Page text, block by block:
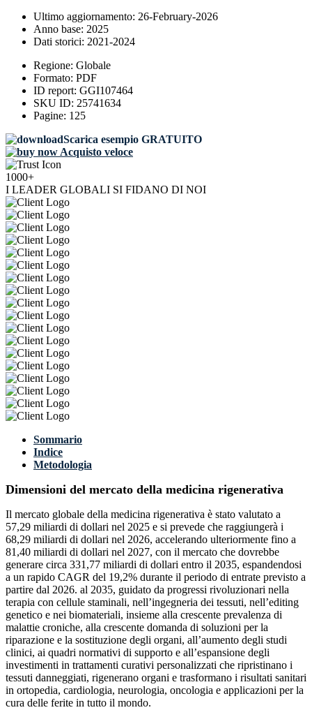
Ultimo aggiornamento: 26-February-2026
Anno base: 2025
Dati storici: 2021-2024
Regione: Globale
Formato: PDF
ID report: GGI107464
SKU ID: 25741634
Pagine: 125
Scarica esempio GRATUITO
Acquisto veloce
1000+
I LEADER GLOBALI SI FIDANO DI NOI
Sommario
Indice
Metodologia
Dimensioni del mercato della medicina rigenerativa
Il mercato globale della medicina rigenerativa è stato valutato a
57,29 miliardi di dollari nel 2025 e si prevede che raggiungerà i
68,29 miliardi di dollari nel 2026, accelerando ulteriormente fino a
81,40 miliardi di dollari nel 2027, con il mercato che dovrebbe
generare circa 331,77 miliardi di dollari entro il 2035, espandendosi
a un rapido CAGR del 19,2% durante il periodo di entrate previsto a
partire dal 2026. al 2035, guidato da progressi rivoluzionari nella
terapia con cellule staminali, nell’ingegneria dei tessuti, nell’editing
genetico e nei biomateriali, insieme alla crescente prevalenza di
malattie croniche, alla crescente domanda di soluzioni per la
riparazione e la sostituzione degli organi, all’aumento degli studi
clinici, ai quadri normativi di supporto e all’espansione degli
investimenti in trattamenti curativi personalizzati che ripristinano i
tessuti danneggiati, rigenerano organi e trasformano i risultati sanitari
in ortopedia, cardiologia, neurologia, oncologia e applicazioni per la
cura delle ferite in tutto il mondo.